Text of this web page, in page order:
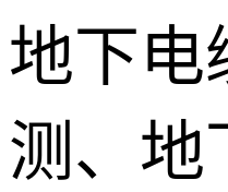
地下电
测、地
水检测
卫生间渗漏
水检测
地暖漏水检
测
壁挂炉维修